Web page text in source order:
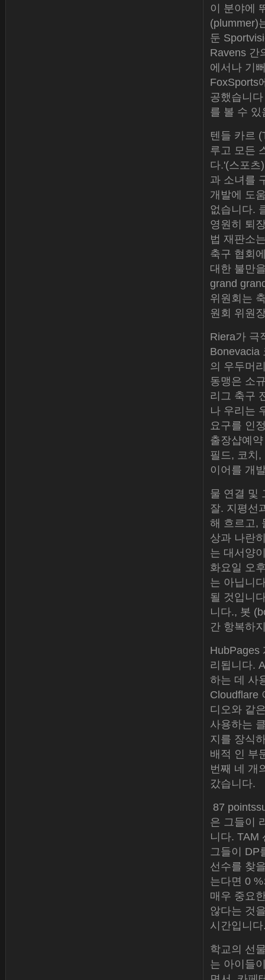
이 분야에
(plummer)
둔
Ravens 간
에서나 기
FoxSports
공했습니
를 볼 수 있
텐들 카르
루고 모든
다.'(스포츠
과 소녀를
개발에 도
없습니다.
영원히 퇴
법 재판소
축구 협회
대한 불만
grand
위원회는
원회 위원
Riera가 극
Bonevacia
의 우두머
동맹은 소
리그 축구
나 우리는
요구를 인
출장샵예
필드, 코치
이어를 개
물 연결 및
잘. 지평선
해 흐르고,
상과 나란
는 대서양
화요일 오
는 아닙니
될 것입니
니다., 봇
간 항복하
HubPages
리됩니다.
하는 데 사
Cloudflare
디오와 같
사용하는
지를 장식
배적 인 부
번째 네 개
갔습니다.
87
은 그들이
니다. TAM
그들이 DP
선수를 찾
는다면 0
매우 중요
않다는 것
시간입니
학교의 선
는 아이들